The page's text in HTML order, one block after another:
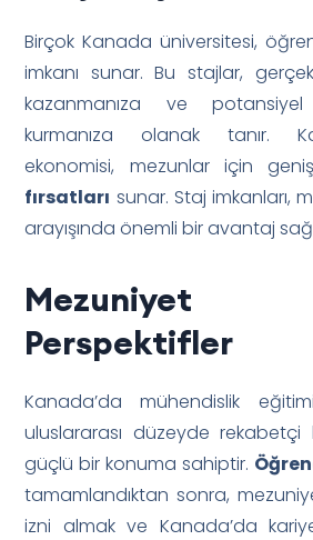
Birçok Kanada üniversitesi,
imkanı sunar. Bu stajlar,
kazanmanıza ve
kurmanıza olanak tanır.
ekonomisi, mezunlar için
fırsatları sunar. Staj imkanları,
arayışında önemli bir avantaj
Mezuniyet
Perspektifler
Kanada’da mühendislik
uluslararası düzeyde rekabetçi
güçlü bir konuma sahiptir.
tamamlandıktan sonra,
izni almak ve Kanada’da